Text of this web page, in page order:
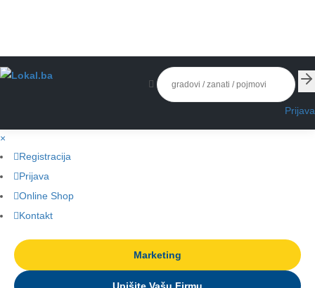
Prijava
×
Registracija
Prijava
Online Shop
Kontakt
Marketing